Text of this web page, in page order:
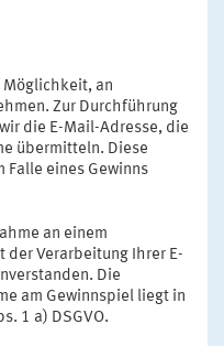
an
Zur Durchführung
die E-Mail-Adresse, die
übermitteln. Diese
Falle eines Gewinns
an einem
der Verarbeitung Ihrer E-
Die
am Gewinnspiel liegt in
1 a) DSGVO.